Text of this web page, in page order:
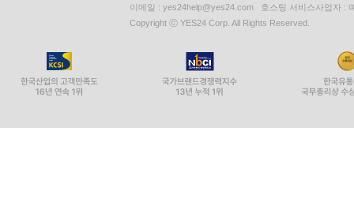
이메일 : yes24help@yes24.com 호스팅 서비스사업자 :
Copyright ⓒ YES24 Corp. All Rights Reserved.